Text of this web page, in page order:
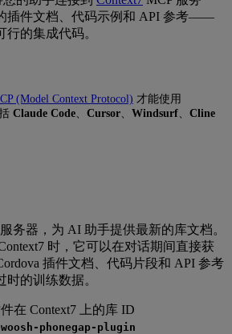
插件文档、代码示例和 API 参考——
的集成代码。
(Model Context Protocol) 才能使用
Claude Code Cursor Windsurf
Cline
务器，为 AI 助手提供最新的库文档。
时，它可以在对话期间直接获
插件文档、代码片段和 API 参考
的训练数据。
在 Context7 上的库 ID
phonegap-plugin